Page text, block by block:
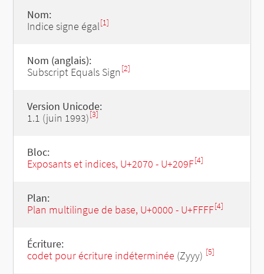
Nom:
Indice signe égal[1]
Nom (anglais):
Subscript Equals Sign [2]
Version Unicode:
1.1 (juin 1993)[3]
Bloc:
Exposants et indices, U+2070 - U+209F[4]
Plan:
Plan multilingue de base, U+0000 - U+FFFF[4]
Écriture:
codet pour écriture indéterminée (Zyyy) [5]